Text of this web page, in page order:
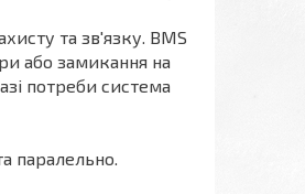
та зв'язку. BMS
або замикання на
потреби система
паралельно.